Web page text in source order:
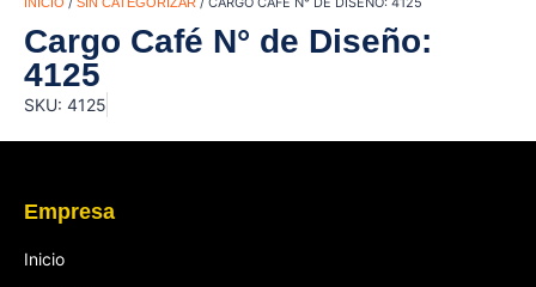
Cargo Café N° de Diseño:
4125
SKU: 4125
Empresa
Inicio